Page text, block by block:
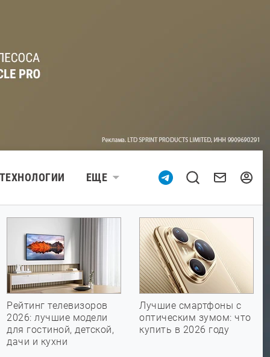
ТЕХНОЛОГИИ ЕЩЕ
Рейтинг телевизоров
2026: лучшие модели
для гостиной, детской,
дачи и кухни
Лучшие смартфоны с
оптическим зумом: что
купить в 2026 году